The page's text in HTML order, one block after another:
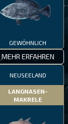
GEWÖHNLICH
MEHR ERFAHREN
NEUSEELAND
LANGNASEN-
MAKRELE